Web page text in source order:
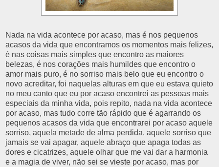
Nada na vida acontece por acaso, mas é nos pequenos
acasos da vida que encontramos os momentos mais felizes,
é nas coisas mais simples que encontro as maiores
belezas, é nos corações mais humildes que encontro o
amor mais puro, é no sorriso mais belo que eu encontro o
novo acreditar, foi naquelas alturas em que eu estava quieto
no meu canto que eu por acaso encontrei as pessoas mais
especiais da minha vida, pois repito, nada na vida acontece
por acaso, mas tudo corre tão rápido que é agarrando os
pequenos acasos da vida que encontrarei por acaso aquele
sorriso, aquela metade de alma perdida, aquele sorriso que
jamais se vai apagar, aquele abraço que apaga todas as
dores e cicatrizes, aquele olhar que me vai dar a harmonia
e a magia de viver, não sei se vieste por acaso, mas por